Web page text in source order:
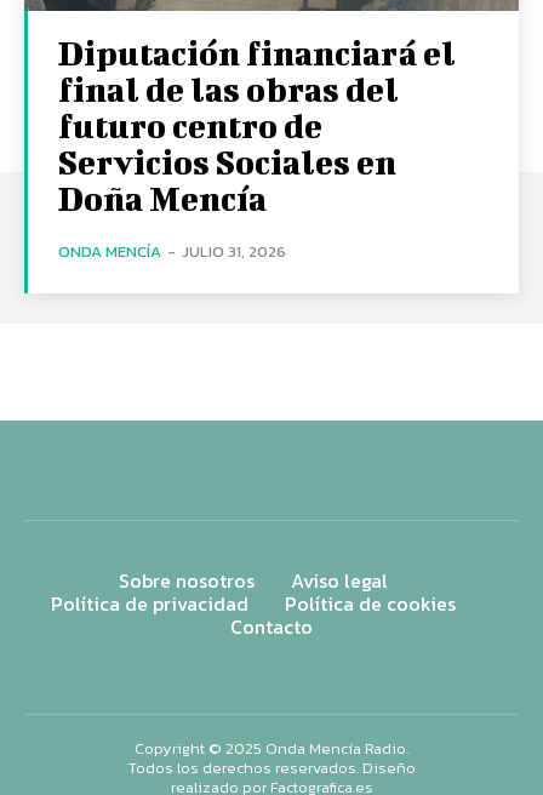
Diputación financiará el
final de las obras del
futuro centro de
Servicios Sociales en
Doña Mencía
ONDA MENCÍA - JULIO 31, 2026
Sobre nosotros Aviso legal
Política de privacidad Política de cookies
Contacto
Copyright © 2025 Onda Mencía Radio.
Todos los derechos reservados. Diseño
realizado por Factografica.es